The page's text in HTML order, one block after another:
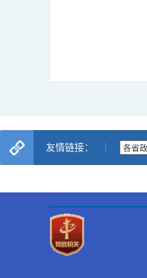
友情链接：